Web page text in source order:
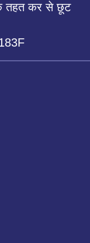
तहत कर से छूट